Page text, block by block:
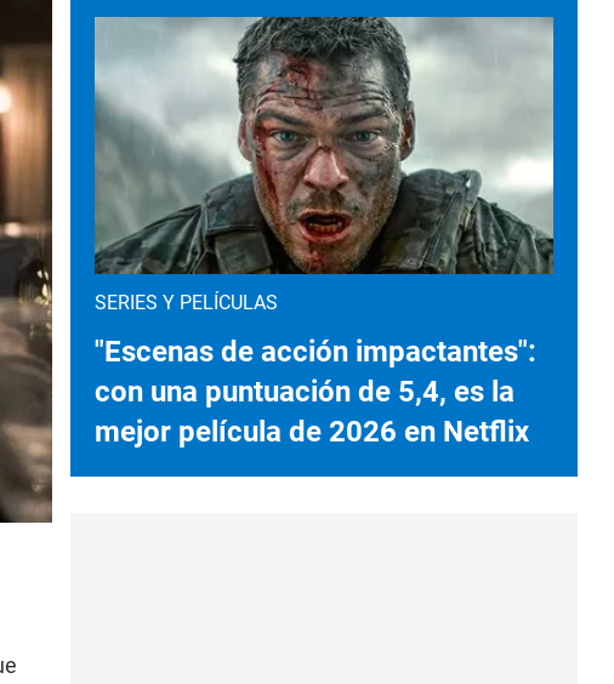
SERIES Y PELÍCULAS
"Escenas de acción impactantes":
con una puntuación de 5,4, es la
mejor película de 2026 en Netflix